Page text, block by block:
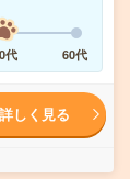
代 60代
詳しく見る